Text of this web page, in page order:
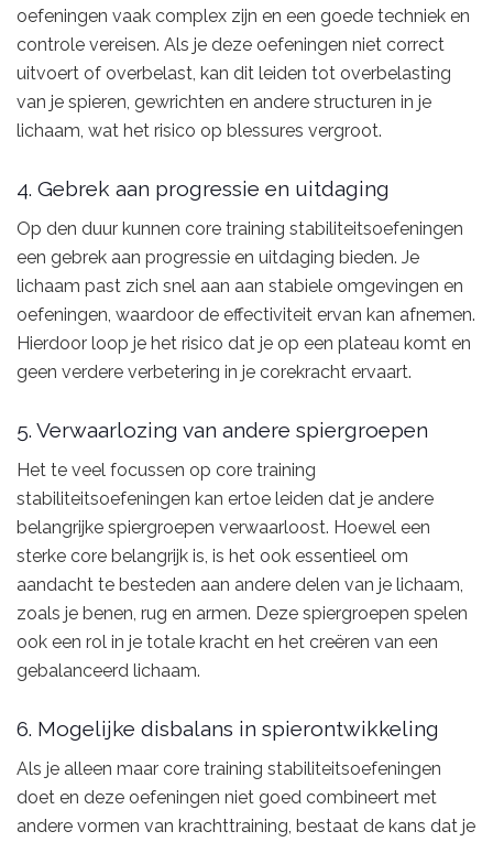
oefeningen vaak complex zijn en een goede techniek en
controle vereisen. Als je deze oefeningen niet correct
uitvoert of overbelast, kan dit leiden tot overbelasting
van je spieren, gewrichten en andere structuren in je
lichaam, wat het risico op blessures vergroot.
4. Gebrek aan progressie en uitdaging
Op den duur kunnen core training stabiliteitsoefeningen
een gebrek aan progressie en uitdaging bieden. Je
lichaam past zich snel aan aan stabiele omgevingen en
oefeningen, waardoor de effectiviteit ervan kan afnemen.
Hierdoor loop je het risico dat je op een plateau komt en
geen verdere verbetering in je corekracht ervaart.
5. Verwaarlozing van andere spiergroepen
Het te veel focussen op core training
stabiliteitsoefeningen kan ertoe leiden dat je andere
belangrijke spiergroepen verwaarloost. Hoewel een
sterke core belangrijk is, is het ook essentieel om
aandacht te besteden aan andere delen van je lichaam,
zoals je benen, rug en armen. Deze spiergroepen spelen
ook een rol in je totale kracht en het creëren van een
gebalanceerd lichaam.
6. Mogelijke disbalans in spierontwikkeling
Als je alleen maar core training stabiliteitsoefeningen
doet en deze oefeningen niet goed combineert met
andere vormen van krachttraining, bestaat de kans dat je